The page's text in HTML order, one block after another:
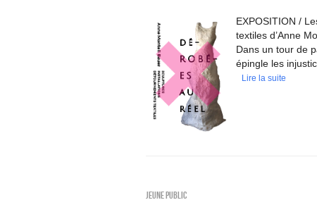
EXPOSITION /
textiles d’Anne
Dans un tour de
épingle les
Lire la suite
Jeune public